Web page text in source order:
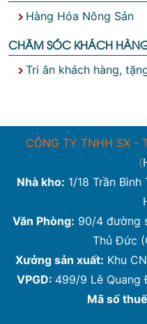
Hàng Hóa Nông Sản
CHĂM SÓC KHÁCH
Tri ân khách hàng,
CÔNG TY TNHH SX -
(
Nhà kho: 1/18 Trần Bình
Văn Phòng: 90/4 đường
Thủ Đức
Xưởng sản xuất: Khu
VPGD: 499/9 Lê Quang
Mã số